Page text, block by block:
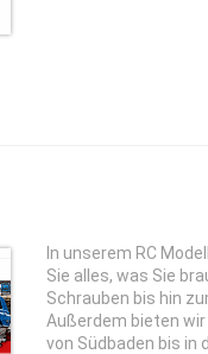
In unserem RC
Sie alles, was Sie
Schrauben bis hin
Außerdem bieten
von Südbaden bis in